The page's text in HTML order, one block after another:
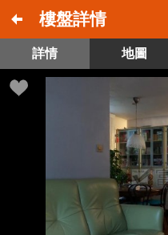
樓盤詳情
詳情 地圖